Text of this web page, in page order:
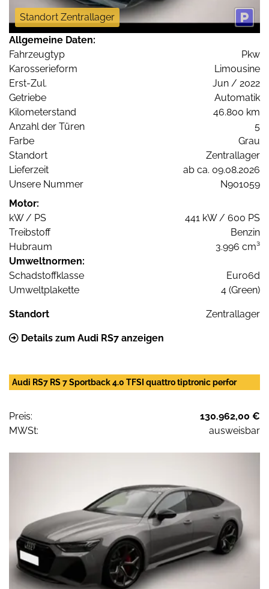
Standort Zentrallager
Allgemeine Daten:
Fahrzeugtyp
Pkw
Karosserieform
Limousine
Erst-Zul.
Jun / 2022
Getriebe
Automatik
Kilometerstand
46.800 km
Anzahl der Türen
5
Farbe
Grau
Standort
Zentrallager
Lieferzeit
ab ca. 09.08.2026
Unsere Nummer
N901059
Motor:
kW / PS
441 kW / 600 PS
Treibstoff
Benzin
Hubraum
3.996 cm³
Umweltnormen:
Schadstoffklasse
Euro6d
Umweltplakette
4 (Green)
Standort Zentrallager
Details zum Audi RS7 anzeigen
Audi RS7 RS 7 Sportback 4.0 TFSI quattro tiptronic perfor
Preis:
130.962,00 €
MWSt:
ausweisbar